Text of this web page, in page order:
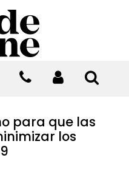
para que las
los